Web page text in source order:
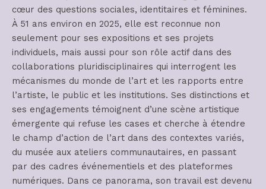
cœur des questions sociales, identitaires et féminines.
À 51 ans environ en 2025, elle est reconnue non
seulement pour ses expositions et ses projets
individuels, mais aussi pour son rôle actif dans des
collaborations pluridisciplinaires qui interrogent les
mécanismes du monde de l’art et les rapports entre
l’artiste, le public et les institutions. Ses distinctions et
ses engagements témoignent d’une scène artistique
émergente qui refuse les cases et cherche à étendre
le champ d’action de l’art dans des contextes variés,
du musée aux ateliers communautaires, en passant
par des cadres événementiels et des plateformes
numériques. Dans ce panorama, son travail est devenu